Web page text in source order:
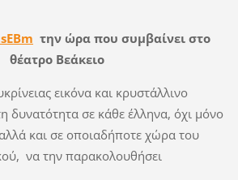
την ώρα που συμβαίνει στο
θέατρο Βεάκειο
εικόνα και κρυστάλλινο
δυνατότητα σε κάθε έλληνα, όχι μόνο
και σε οποιαδήποτε χώρα του
να την παρακολουθήσει